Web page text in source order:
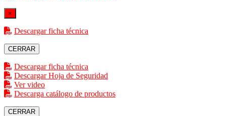
×
Descargar ficha técnica
CERRAR
Descargar ficha técnica
Descargar Hoja de Seguridad
Ver video
Descarga catálogo de productos
CERRAR